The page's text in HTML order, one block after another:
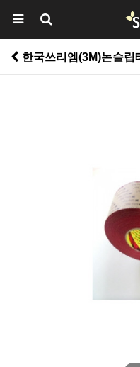
한국쓰리엠(3M)논슬립테이프(100mm x